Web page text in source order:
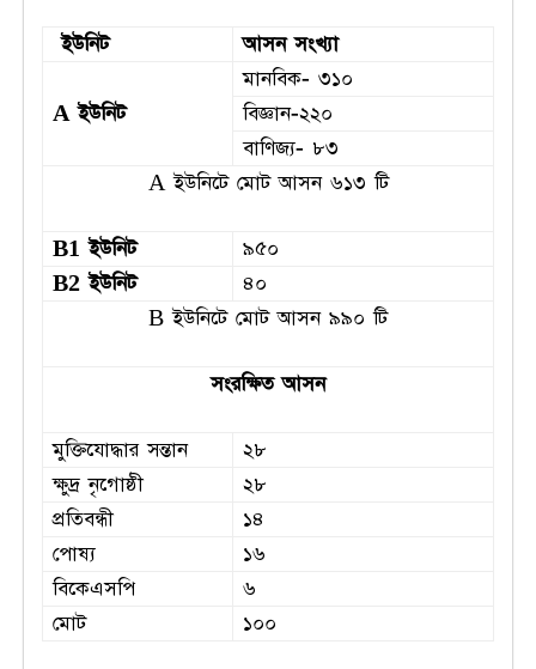
ইউনিট আসন সংখ্যা
Aইউনিট
মানবিক- ৩১০
বিজ্ঞান-২২০
বাণিজ্য- ৮৩
A ইউনিটে মোট আসন ৬১৩ টি
B1 ইউনিট
৯৫০
B2 ইউনিট
৪০
B ইউনিটে মোট আসন ৯৯০ টি
সংরক্ষিত আসন
মুক্তিযোদ্ধার সন্তান
২৮
ক্ষুদ্র নৃগোষ্ঠী
২৮
প্রতিবন্ধী
১৪
পোষ্য
১৬
বিকেএসপি
৬
মোট
১০০